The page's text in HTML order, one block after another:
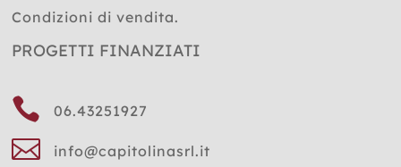
Condizioni di vendita.
PROGETTI FINANZIATI
 06.43251927
 info@capitolinasrl.it